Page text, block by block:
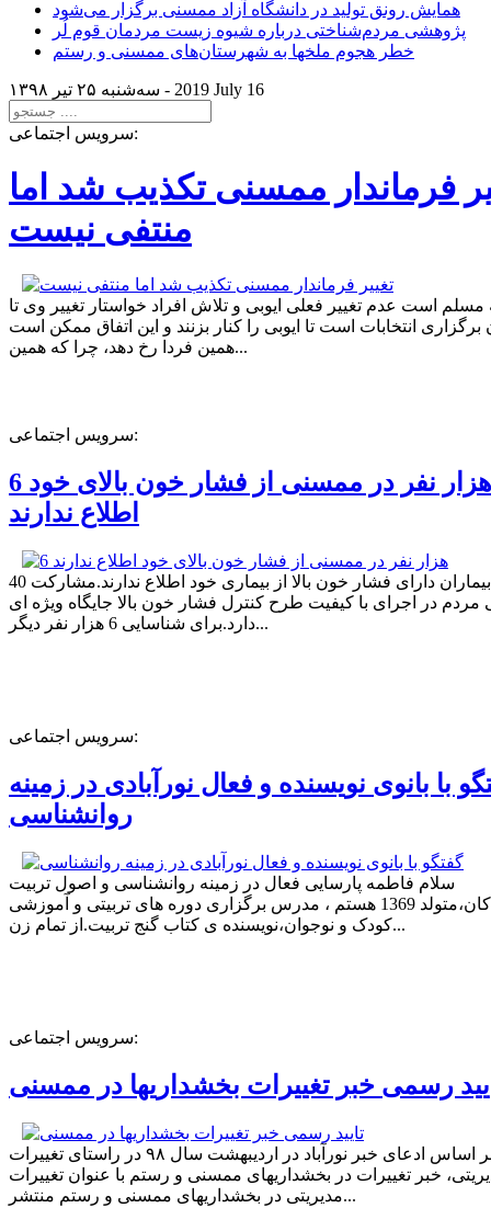
همایش رونق تولید در دانشگاه آزاد ممسنی برگزار می‌شود
پژوهشی مردم‌شناختی درباره شیوه زیست مردمان قوم لُر
خطر هجوم ملخها به شهرستان‌های ممسنی و رستم
سه‌شنبه ۲۵ تير ۱۳۹۸ - 2019 July 16
سرویس اجتماعی:
فرماندار ممسنی تکذیب شد اما
منتفی نیست
مسلم است عدم تغییر فعلی ایوبی و تلاش افراد خواستار تغییر وی تا
برگزاری انتخابات است تا ایوبی را کنار بزنند و این اتفاق ممکن است
همین فردا رخ دهد، چرا که همین...
سرویس اجتماعی:
6 هزار نفر در ممسنی از فشار خون بالای خود
اطلاع ندارند
40 درصد بیماران دارای فشار خون بالا از بیماری خود اطلاع ندارند.مشارکت
در اجرای با کیفیت طرح کنترل فشار خون بالا جایگاه ویژه ای
دارد.برای شناسایی 6 هزار نفر دیگر...
سرویس اجتماعی:
با بانوی نویسنده و فعال نورآبادی در زمینه
روانشناسی
سلام فاطمه پارسایی فعال در زمینه روانشناسی و اصول تربیت
کودکان،متولد 1369 هستم ، مدرس برگزاری دوره های تربیتی و آموزشی
کودک و نوجوان،نویسنده ی کتاب گنج تربیت.از تمام زن...
سرویس اجتماعی:
رسمی خبر تغییرات بخشداریها در ممسنی
بر اساس ادعای خبر نورآباد در اردیبهشت سال ۹۸ در راستای تغییرات
خبر تغییرات در بخشداریهای ممسنی و رستم با عنوان تغییرات
مدیریتی در بخشداریهای ممسنی و رستم منتشر...